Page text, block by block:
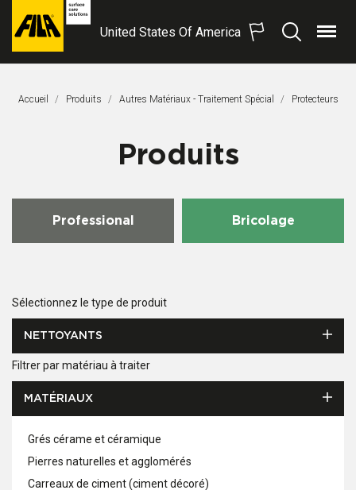
FILA
S.p.A.
United States Of America
Recherche
Menu
Accueil Produits Autres Matériaux - Traitement Spécial Page Actuelle:
Protecteurs
Produits
Professional Bricolage
Sélectionnez le type de produit
NETTOYANTS
Filtrer par matériau à traiter
MATÉRIAUX
Grés cérame et céramique
Pierres naturelles et agglomérés
Carreaux de ciment (ciment décoré)